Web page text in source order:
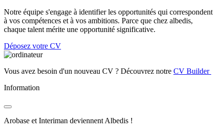
Notre équipe s'engage à identifier les opportunités qui correspondent
à vos compétences et à vos ambitions. Parce que chez albedis,
chaque talent mérite une opportunité significative.
Déposez votre CV
Vous avez besoin d'un nouveau CV ? Découvrez notre CV Builder
Information
Arobase et Interiman deviennent Albedis !